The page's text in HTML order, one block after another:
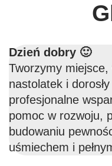
Dzień dobry 🙂
Tworzymy
nastolatek i
profesjonalne
pomoc w rozwoju,
budowaniu
uśmiechem i